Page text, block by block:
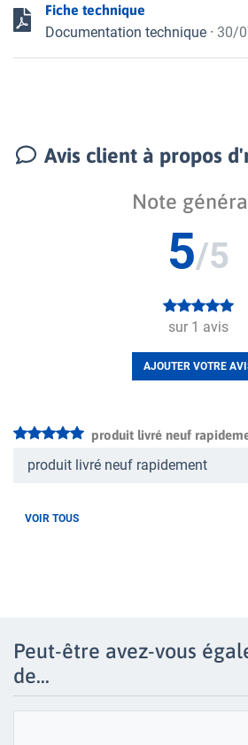
Fiche technique
Documentation technique · 30/
Avis client à propos
Note
5/5
sur 1 avis
AJOUTER VOTRE
produit livré neuf
produit livré neuf rapidement
VOIR TOUS
Peut-être avez-vous
de...